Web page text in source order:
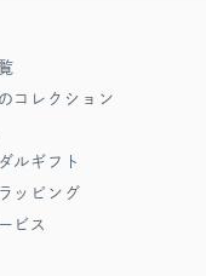
コレクション
ルギフト
ッピング
ビス